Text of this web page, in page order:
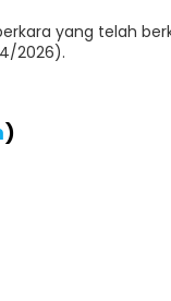
yang telah
2026).
)